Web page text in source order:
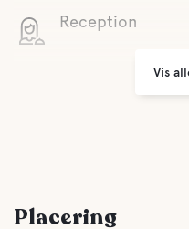
Reception
Vis
Placering